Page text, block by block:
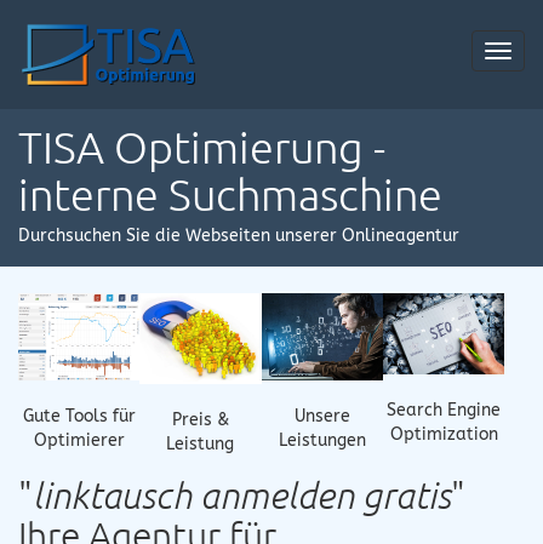
TISA Optimierung -
interne Suchmaschine
Durchsuchen Sie die Webseiten unserer Onlineagentur
Gute Tools für
Optimierer
Preis &
Leistung
Unsere
Leistungen
Search Engine
Optimization
"linktausch anmelden gratis"